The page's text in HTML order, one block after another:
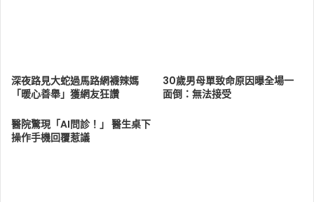
深夜路見大蛇過馬路網襪辣媽
「暖心善舉」獲網友狂讚
30歲男母單致命原因曝全場一
面倒：無法接受
醫院驚現「AI問診！」 醫生桌下
操作手機回覆惹議